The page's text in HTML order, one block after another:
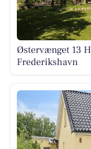
Østervænget 13
Frederikshavn